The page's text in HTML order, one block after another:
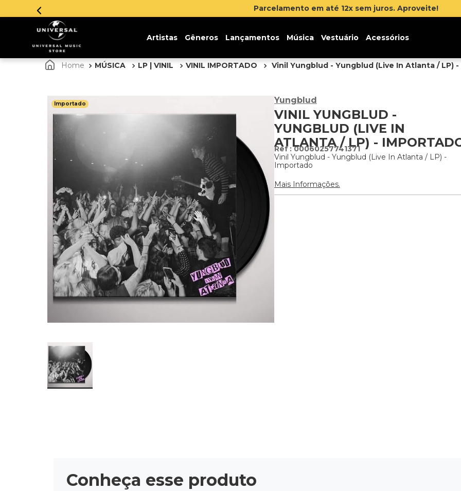
juros. Aproveite!
Artistas Gêneros Lançamentos Música Vestuário Acessórios
MÚSICA LP | VINIL VINIL IMPORTADO Vinil Yungblud - Yungblud (Live In Atlanta / LP)
Importado Yungblud
VINIL YUNGBLUD -
YUNGBLUD (LIVE IN
ATLANTA / LP) -
:00060257741371
Vinil Yungblud - Yungblud (Live In Atlanta / LP) -
Importado
Mais Informações.
Conheça esse produto